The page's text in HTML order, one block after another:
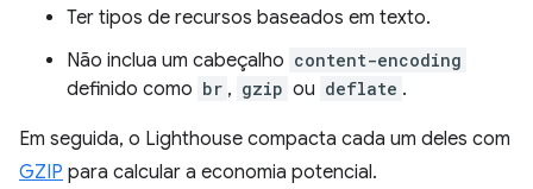
Ter tipos de recursos baseados em texto.
Não inclua um cabeçalho content-encoding
definido como br , gzip ou deflate .
Em seguida, o Lighthouse compacta cada um deles com
GZIP para calcular a economia potencial.